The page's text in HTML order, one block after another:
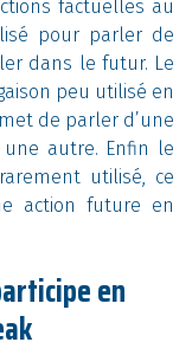
factuelles au
pour parler de
dans le futur. Le
peu utilisé en
de parler d’une
autre. Enfin le
utilisé, ce
action future en
en